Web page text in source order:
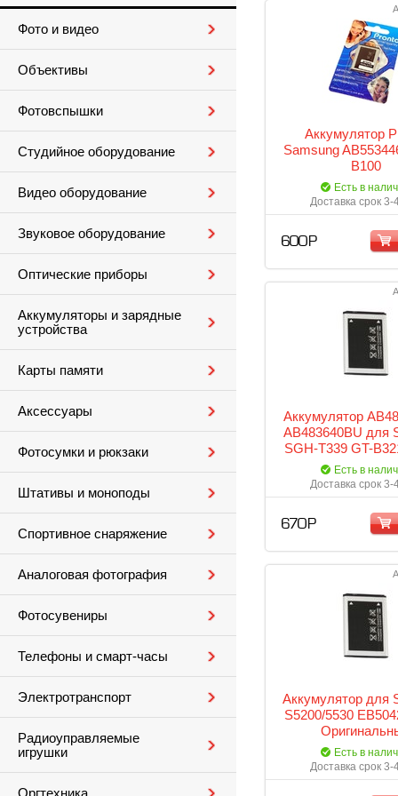
Фото и видео
Объективы
Фотовспышки
Студийное оборудование
Видео оборудование
Звуковое оборудование
Оптические приборы
Аккумуляторы и зарядные
устройства
Карты памяти
Аксессуары
Фотосумки и рюкзаки
Штативы и моноподы
Спортивное снаряжение
Аналоговая фотография
Фотосувениры
Телефоны и смарт-часы
Электротранспорт
Радиоуправляемые
игрушки
Аккумулятор
Samsung
B100
Есть в
Доставка срок 3-
600 Р
Аккумулятор
AB483640BU для
SGH-T339 GT-
M519 SGH-J600,
SGH-J610, SGH-
J750
Есть в
Доставка срок 3-
670 Р
Аккумулятор для
S5200/5530
Есть в
Доставка срок 3-